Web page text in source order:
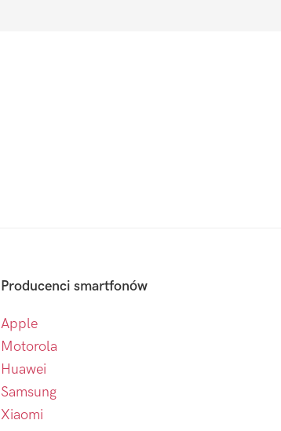
Producenci smartfonów
Apple
Motorola
Huawei
Samsung
Xiaomi